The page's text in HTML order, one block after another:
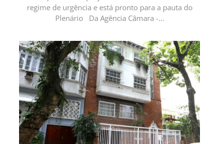
regime de urgência e está pronto para a pauta do
Plenário Da Agência Câmara -...